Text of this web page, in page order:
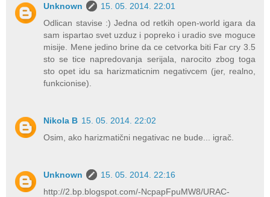
Unknown
15. 05. 2014. 22:01
Odlican stavise :) Jedna od retkih open-world igara da
sam ispartao svet uzduz i popreko i uradio sve moguce
misije. Mene jedino brine da ce cetvorka biti Far cry 3.5
sto se tice napredovanja serijala, narocito zbog toga
sto opet idu sa harizmaticnim negativcem (jer, realno,
funkcionise).
Nikola B 15. 05. 2014. 22:02
Osim, ako harizmatični negativac ne bude... igrač.
Unknown
15. 05. 2014. 22:16
http://2.bp.blogspot.com/-NcpapFpuMW8/URAC-